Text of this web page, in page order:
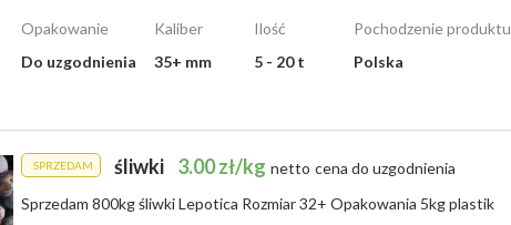
Opakowanie
Do uzgodnienia
Kaliber
35+ mm
Ilość
5 - 20 t
Pochodzenie produktu
Polska
SPRZEDAM śliwki 3.00 zł/kg netto cena do uzgodnienia
Sprzedam 800kg śliwki Lepotica Rozmiar 32+ Opakowania 5kg plastik